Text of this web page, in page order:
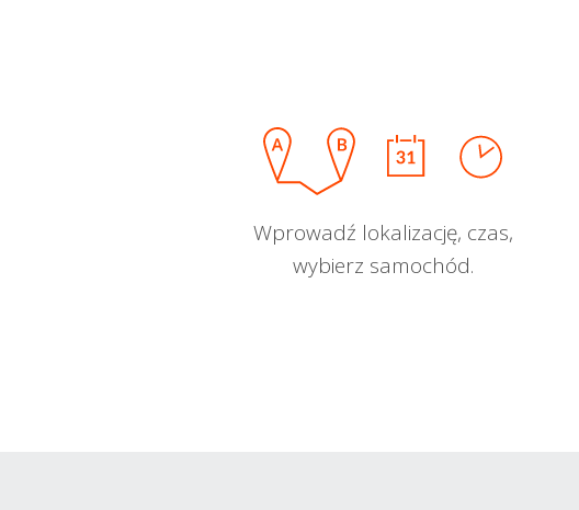
Wprowadź lokalizację, czas,
wybierz samochód.